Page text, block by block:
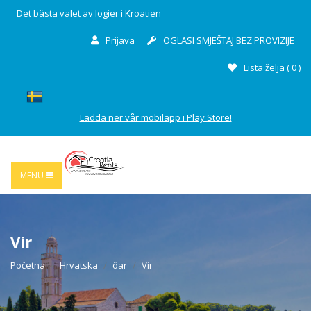
Det bästa valet av logier i Kroatien
Prijava OGLASI SMJEŠTAJ BEZ PROVIZIJE
Lista želja (0)
Ladda ner vår mobilapp i Play Store!
MENU
Vir
Početna Hrvatska öar Vir